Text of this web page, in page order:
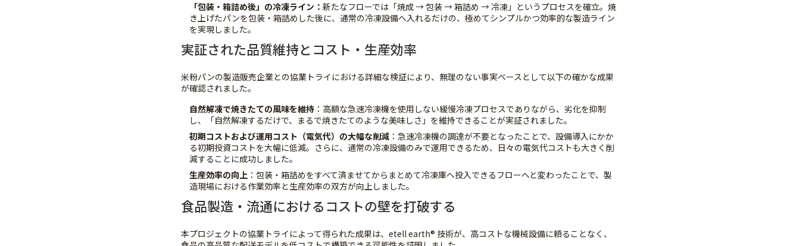
「包装・箱詰め後」の冷凍ライン： 新たなフローでは「焼成 → 包装 → 箱詰め → 冷凍」というプロセスを確立。焼
き上げたパンを包装・箱詰めした後に、通常の冷凍設備へ入れるだけの、極めてシンプルかつ効率的な製造ライン
を実現しました。
実証された品質維持とコスト・生産効率
米粉パンの製造販売企業との協業トライにおける詳細な検証により、無理のない事実ベースとして以下の確かな成果
が確認されました。
自然解凍で焼きたての風味を維持 ：高額な急速冷凍機を使用しない緩慢冷凍プロセスでありながら、劣化を抑制
し、「自然解凍するだけで、まるで焼きたてのような美味しさ」を維持できることが実証されました。
初期コストおよび運用コスト（電気代）の大幅な削減 ：急速冷凍機の調達が不要となったことで、設備導入にかか
る初期投資コストを大幅に低減。さらに、通常の冷凍設備のみで運用できるため、日々の電気代コストも大きく削
減することに成功しました。
生産効率の向上 ：包装・箱詰めをすべて済ませてからまとめて冷凍庫へ投入できるフローへと変わったことで、製
造現場における作業効率と生産効率の双方が向上しました。
食品製造・流通におけるコストの壁を打破する
本プロジェクトの協業トライによって得られた成果は、etell earth® 技術が、高コストな機械設備に頼ることなく、